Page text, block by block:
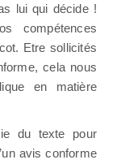
lui qui décide !
compétences
Etre sollicités
cela nous
en matière
du texte pour
avis conforme